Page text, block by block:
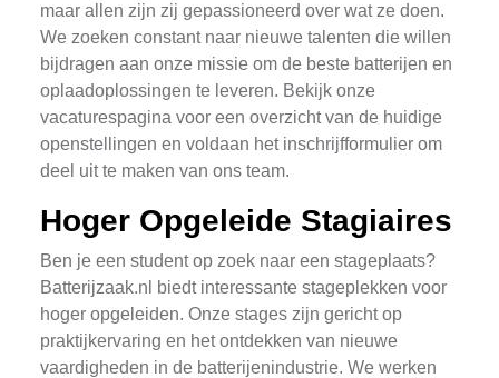
maar allen zijn zij gepassioneerd over wat ze doen.
We zoeken constant naar nieuwe talenten die willen
bijdragen aan onze missie om de beste batterijen en
oplaadoplossingen te leveren. Bekijk onze
vacaturespagina voor een overzicht van de huidige
openstellingen en voldaan het inschrijfformulier om
deel uit te maken van ons team.
Hoger Opgeleide Stagiaires
Ben je een student op zoek naar een stageplaats?
Batterijzaak.nl biedt interessante stageplekken voor
hoger opgeleiden. Onze stages zijn gericht op
praktijkervaring en het ontdekken van nieuwe
vaardigheden in de batterijenindustrie. We werken